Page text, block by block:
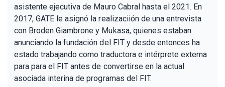
asistente ejecutiva de Mauro Cabral hasta el 2021. En
2017, GATE le asignó la realizaciión de una entrevista
con Broden Giambrone y Mukasa, quienes estaban
anunciando la fundación del FIT y desde entonces ha
estado trabajando como traductora e intérprete externa
para para el FIT antes de convertirse en la actual
asociada interina de programas del FIT.